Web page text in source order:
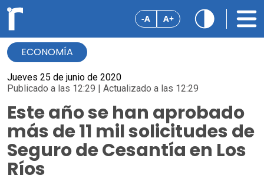
-A A+
ECONOMÍA
Jueves 25 de junio de 2020
Publicado a las 12:29 | Actualizado a las 12:29
Este año se han aprobado
más de 11 mil solicitudes de
Seguro de Cesantía en Los
Ríos